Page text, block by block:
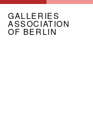
Skip
main
content
GALLERIES
ASSOCIATION
OF BERLIN